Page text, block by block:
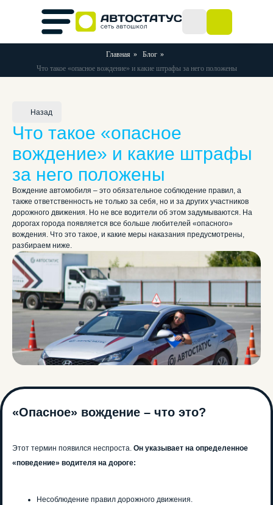
Главная » Блог »
Что такое «опасное вождение» и какие штрафы за него положены
Назад
Что такое «опасное
вождение» и какие штрафы
за него положены
Вождение автомобиля – это обязательное соблюдение правил, а
также ответственность не только за себя, но и за других участников
дорожного движения. Но не все водители об этом задумываются. На
дорогах города появляется все больше любителей «опасного»
вождения. Что это такое, и какие меры наказания предусмотрены,
разбираем ниже.
«Опасное» вождение – что это?
Этот термин появился неспроста. Он указывает на определенное
«поведение» водителя на дороге:
Несоблюдение правил дорожного движения.